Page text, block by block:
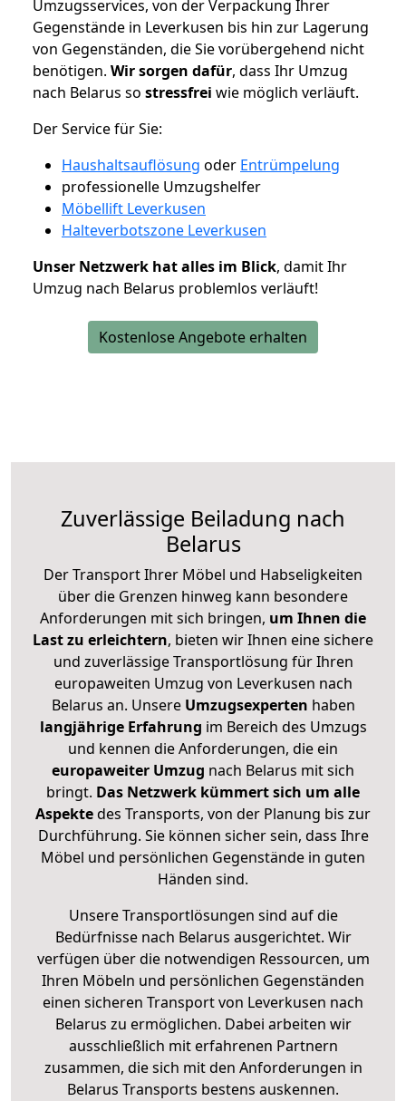
Umzugsservices, von der Verpackung Ihrer
Gegenstände in Leverkusen bis hin zur Lagerung
von Gegenständen, die Sie vorübergehend nicht
benötigen. Wir sorgen dafür, dass Ihr Umzug
nach Belarus so stressfrei wie möglich verläuft.
Der Service für Sie:
Haushaltsauflösung oder Entrümpelung
professionelle Umzugshelfer
Möbellift Leverkusen
Halteverbotszone Leverkusen
Unser Netzwerk hat alles im Blick, damit Ihr
Umzug nach Belarus problemlos verläuft!
Kostenlose Angebote erhalten
Zuverlässige Beiladung nach
Belarus
Der Transport Ihrer Möbel und Habseligkeiten
über die Grenzen hinweg kann besondere
Anforderungen mit sich bringen, um Ihnen die
Last zu erleichtern, bieten wir Ihnen eine sichere
und zuverlässige Transportlösung für Ihren
europaweiten Umzug von Leverkusen nach
Belarus an. Unsere Umzugsexperten haben
langjährige Erfahrung im Bereich des Umzugs
und kennen die Anforderungen, die ein
europaweiter Umzug nach Belarus mit sich
bringt. Das Netzwerk kümmert sich um alle
Aspektedes Transports, von der Planung bis zur
Durchführung. Sie können sicher sein, dass Ihre
Möbel und persönlichen Gegenstände in guten
Händen sind.
Unsere Transportlösungen sind auf die
Bedürfnisse nach Belarus ausgerichtet. Wir
verfügen über die notwendigen Ressourcen, um
Ihren Möbeln und persönlichen Gegenständen
einen sicheren Transport von Leverkusen nach
Belarus zu ermöglichen. Dabei arbeiten wir
ausschließlich mit erfahrenen Partnern
zusammen, die sich mit den Anforderungen in
Belarus Transports bestens auskennen.